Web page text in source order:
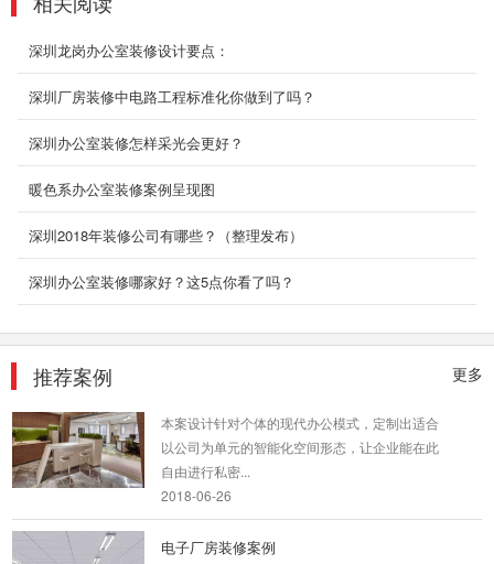
深圳龙岗办公室装修设计要点：
深圳厂房装修中电路工程标准化你做到了吗？
深圳办公室装修怎样采光会更好？
暖色系办公室装修案例呈现图
深圳2018年装修公司有哪些？（整理发布）
深圳办公室装修哪家好？这5点你看了吗？
更多
推荐案例
布吉办公室装修案例展示
办公室房间的设计配置，一般而言，职位越高者
理、副...
汽车厂房装修方案
这种风格外形简洁、功能性强，装饰形式多种多
样，可选用的装饰材料极为丰富。它强调室内空
间形态的...
2018-07-30
以公司为单元的智能化空间形态，让企业能在此
自由进行私密...
2018-06-26